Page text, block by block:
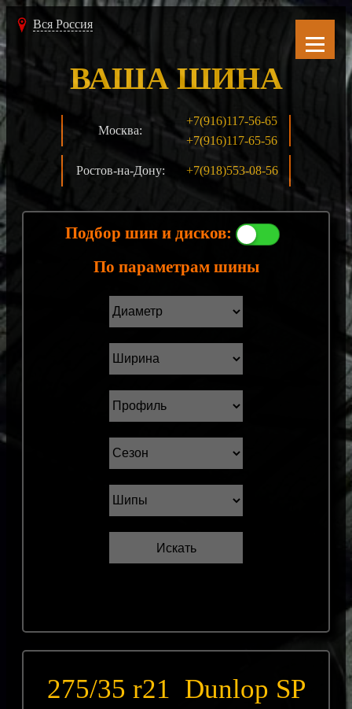
Вся Россия
Москва:
+7(916)117-56-65
+7(916)117-65-56
Ростов-на-Дону: +7(918)553-08-56
ВАША ШИНА
Подбор шин и дисков:
По параметрам шины
275/35 r21 Dunlop SP